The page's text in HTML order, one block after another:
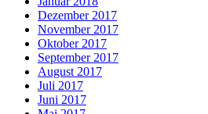
Dezember 2017
November 2017
Oktober 2017
September 2017
August 2017
Juli 2017
Juni 2017